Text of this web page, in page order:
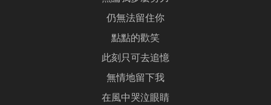
仍無法留住你
點點的歡笑
此刻只可去追憶
無情地留下我
在風中哭泣眼睛